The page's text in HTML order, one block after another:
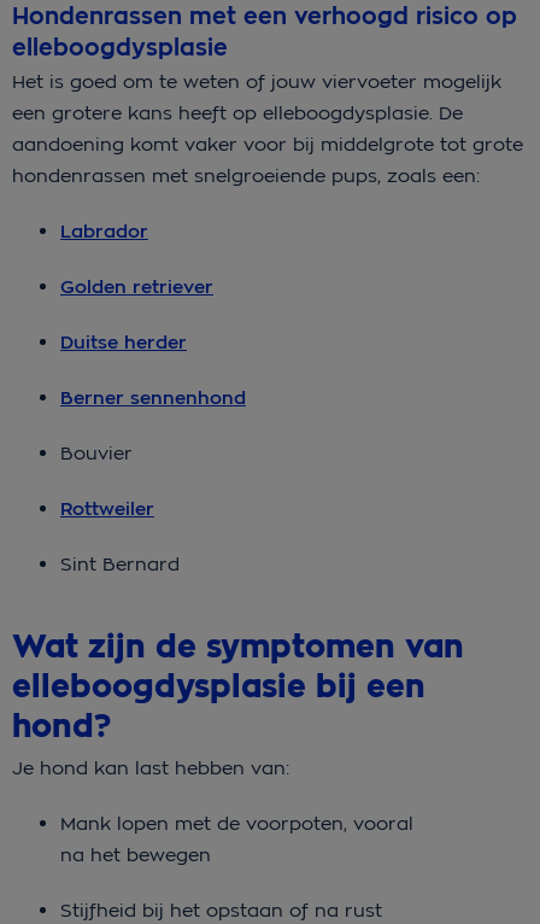
Hondenrassen met een verhoogd risico op
elleboogdysplasie
Het is goed om te weten of jouw viervoeter mogelijk
een grotere kans heeft op elleboogdysplasie. De
aandoening komt vaker voor bij middelgrote tot grote
hondenrassen met snelgroeiende pups, zoals een:
Labrador
Golden retriever
Duitse herder
Berner sennenhond
Bouvier
Rottweiler
Sint Bernard
Wat zijn de symptomen van
elleboogdysplasie bij een
hond?
Je hond kan last hebben van:
Mank lopen met de voorpoten, vooral
na het bewegen
Stijfheid bij het opstaan of na rust